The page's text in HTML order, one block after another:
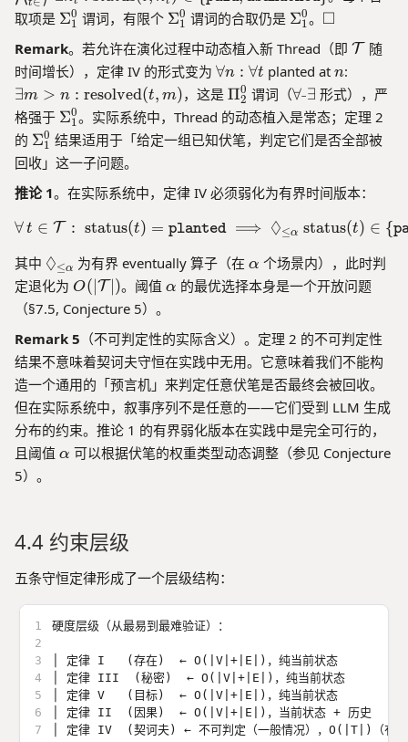
}|
)
M
a
t
u
s
}
=
\
t
e
tt
{
p
la
n
t
e
d
}
tu
(t
_
M
)
=
\t
xt
tt
{
ai
d
ca
N
}
_
M
\
m
d
e
xt
{
a
w
I
V
}
g
m
a
_
1
^
0
a
t
h
c
{
T
}
e
_
{
\i
n
\
m
a
t
h
al
{
T
}
}
\
e
te
t
u
t
取项是 \
g
m
a
_
1
^
0
Σ1
0 谓词，有限个 \
g
m
a
_
Σ1
0 谓词的合取仍是 \
g
m
a
_
1
^
Σ1
0。 \
q
u
a
r
e
□
Remark。若允许在演化过程中动态植入新 Thread（即 \
h
c
T
}
T 随
时间增长），定律 IV 的形式变为 \
f
o
r
a
n
:
\
o
r
t
∀n : ∀t planted atn
n:
e
xi
st
s
>
n:
\
te
x
t
s
ol
v
e
d
}
(t
∃m > n : resolved(t, m)，这是\
P
i
_
^
Π2
0 谓词（\
f
o
r
ll
t
x
t
}
\
e
x
i
s
t
∀-∃ 形式），严
格强于 \
Si
g
m
1
0
Σ1
0。实际系统中，Thread 的动态植入是常态；定理 2
的 \
Si
m
_
1
^
0
Σ1
0 结果适用于「给定一组已知伏笔，判定它们是否全部被
回收」这一子问题。
推论 1。在实际系统中，定律 IV 必须弱化为有界时间版本：
\forall\, t \in
∀t ∈ T : status(t) = planted ⟹ ◊≤α status(t) ∈ {
其中 \
D
m
o
n
d
_
{
\l
e
p
h
a
}
◊≤α 为有界 eventually 算子（在 \
a
α 个场景内），此时判
定退化为 O
(|
m
a
t
h
c
al
{
O( T ∣ )。阈值\
p
h
a
α 的最优选择本身是一个开放问题
（§7.5, Conjecture 5）。
Remark 5 （不可判定性的实际含义）。定理 2 的不可判定性
结果不意味着契诃夫守恒在实践中无用。它意味着我们不能构
造一个通用的「预言机」来判定任意伏笔是否最终会被回收。
但在实际系统中，叙事序列不是任意的——它们受到 LLM 生成
分布的约束。推论 1 的有界弱化版本在实践中是完全可行的，
且阈值 \
h
a
α 可以根据伏笔的权重类型动态调整（参见 Conjecture
5）。
4.4 约束层级
五条守恒定律形成了一个层级结构：
1
2
3
4
5
6
7
硬度层级（从最易到最难验证）：
│ 定律 I   (存在)  ← O(|V|+|E|)，纯当前状态
│ 定律 III  (秘密)  ← O(|V|+|E|)，纯当前状态
│ 定律 V   (目标)  ← O(|V|+|E|)，纯当前状态
│ 定律 II  (因果)  ← O(|V|+|E|)，当前状态 + 历史
│ 定律 IV  (契诃夫) ← 不可判定（一般情况），O(|T|)（有界